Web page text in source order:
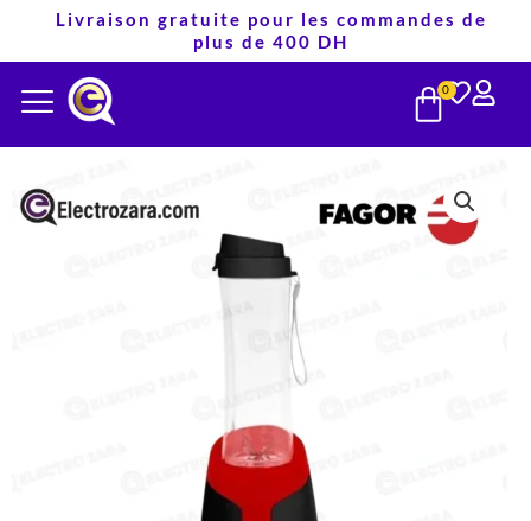
contenu
Livraison gratuite pour les commandes de
plus de 400 DH
0